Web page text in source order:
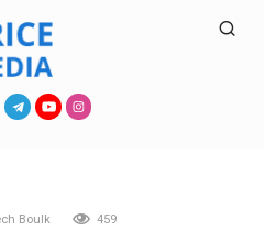
Boulk 459